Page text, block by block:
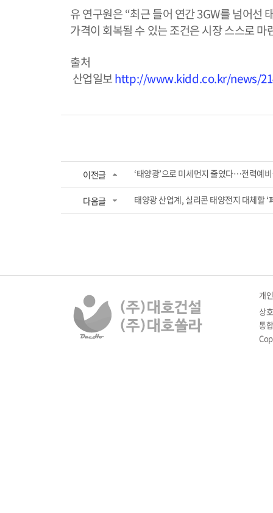
유 연구원은 “최근 들어 연간 3GW를 넘어선
가격이 회복될 수 있는 조건은 시장 스스로
출처
산업일보http://www.kidd.co.kr/news/
이전글 ‘태양광’으로 미세먼지 줄였다…전력예
다음글 태양광 산업계, 실리콘 태양전지 대체할
개
상
통